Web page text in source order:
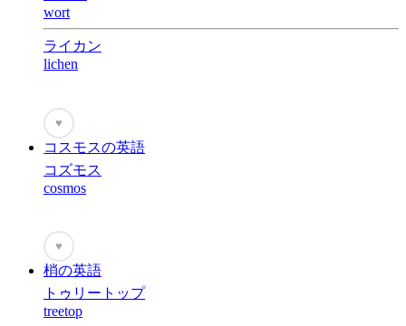
wort
ライカン
lichen
♥
コスモスの英語
コズモス
cosmos
♥
梢の英語
トゥリートップ
treetop